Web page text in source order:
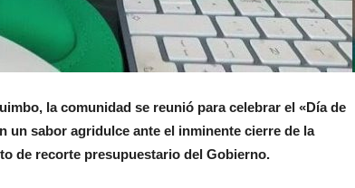
la comunidad se reunió para celebrar el «Día de
un sabor agridulce ante el inminente cierre de la
de recorte presupuestario del Gobierno.